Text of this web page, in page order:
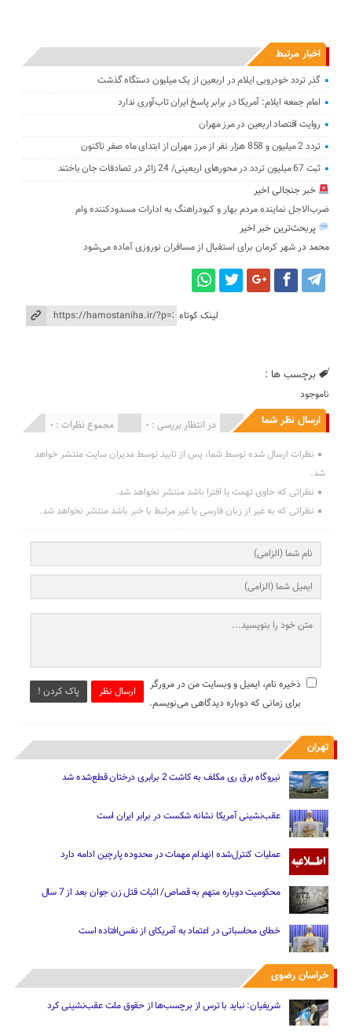
اخبار مرتبط
گذر تردد خودرویی ایلام در اربعین از یک میلیون دستگاه گذشت
امام جمعه ایلام: آمریکا در برابر پاسخ ایران تاب‌آوری ندارد
روایت اقتصاد اربعین در مرز مهران
تردد 2 میلیون و 858 هزار نفر از مرز مهران از ابتدای ماه صفر تاکنون
‌‌ثبت 67 میلیون تردد در محورهای اربعینی/ 24 زائر در تصادفات جان باختند
خبر جنجالی اخیر
ضرب‌الاجل نماینده مردم بهار و کبودراهنگ به ادارات مسدودکننده وام
پربحث‌ترین خبر اخیر
محمد درشهر کرمان برای استقبال از مسافران نوروزی آماده می‌شود
لینک کوتاه
برچسب ها :
ناموجود
ارسال نظر شما مجموع نظرات : 0 در انتظار بررسی : 0 انتشار یافته : 0
نظرات ارسال شده توسط شما، پس از تایید توسط مدیران سایت منتشر خواهد
شد.
نظراتی که حاوی تهمت یا افترا باشد منتشر نخواهد شد.
نظراتی که به غیر از زبان فارسی یا غیر مرتبط با خبر باشد منتشر نخواهد شد.
ارسال نظر پاک کردن !
ذخیره نام، ایمیل و وبسایت من در مرورگر
برای زمانی که دوباره دیدگاهی می‌نویسم.
تهران
نیروگاه برق ری مکلف به کاشت 2 برابری درختان قطع‌شده شد
عقب‌نشینی آمریکا نشانه شکست در برابر ایران است
عملیات کنترل‌شده انهدام مهمات در محدوده پارچین ادامه دارد
محکومیت دوباره متهم به قصاص/ اثبات قتل زن جوان بعد از 7 سال
خطای محاسباتی در اعتماد به آمریکای از نفس‌افتاده است
خراسان رضوی
شریفیان: نباید با ترس از برچسب‌ها از حقوق ملت عقب‌نشینی کرد